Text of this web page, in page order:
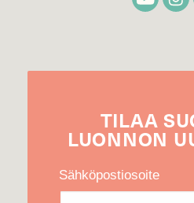
TILAA
LUONNON
Sähköpostiosoite